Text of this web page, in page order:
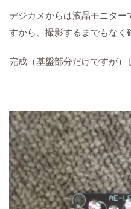
デジカメからは液晶モニター
すから、撮影するまでもなく
完成（基盤部分だけですが）